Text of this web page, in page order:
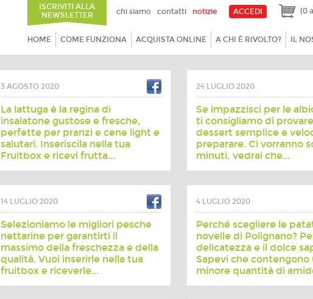
ISCRIVITI ALLA
NEWSLETTER
chi siamo contatti notizie ACCEDI (0
HOME COME FUNZIONA ACQUISTA ONLINE A CHI È RIVOLTO? IL
3 AGOSTO 2020
La lattuga è la regina di
insalatone gustose e fresche,
perfette per pranzi e cene light e
salutari. Inseriscila nella tua
Fruitbox e ricevi frutta...
24 LUGLIO 2020
Se impazzisci per le
ti consigliamo di
dessert semplice e
preparare. Ci vorranno
minuti, vedrai che...
14 LUGLIO 2020
Selezioniamo le migliori pesche
nettarine per garantirti il
massimo della freschezza e della
qualità. Vuoi inserirle nella tua
fruitbox e riceverle...
4 LUGLIO 2020
Perché scegliere le
novelle di Polignano?
delicatezza e il dolce
Sapevi che contengono
minore quantità di